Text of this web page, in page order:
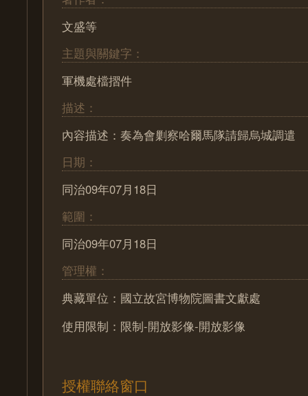
文盛等
主題與關鍵字：
軍機處檔摺件
描述：
內容描述：奏為會剿察哈爾馬隊請歸烏城調遣
日期：
同治09年07月18日
範圍：
同治09年07月18日
管理權：
典藏單位：國立故宮博物院圖書文獻處
使用限制：限制-開放影像-開放影像
授權聯絡窗口